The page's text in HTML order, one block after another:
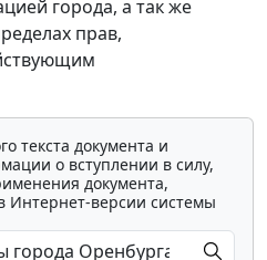
города, а так же
прав,
текста документа и
о вступлении в силу,
документа,
Интернет-версии системы